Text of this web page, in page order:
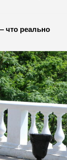
что реально